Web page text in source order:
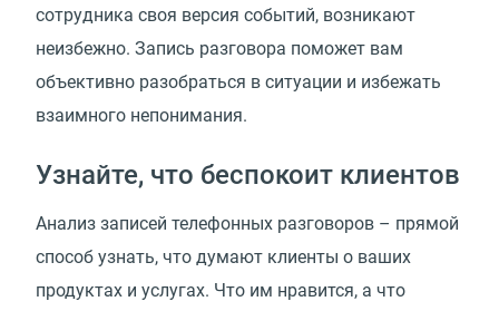
сотрудника своя версия событий, возникают
неизбежно. Запись разговора поможет вам
объективно разобраться в ситуации и избежать
взаимного непонимания.
Узнайте, что беспокоит клиентов
Анализ записей телефонных разговоров – прямой
способ узнать, что думают клиенты о ваших
продуктах и услугах. Что им нравится, а что